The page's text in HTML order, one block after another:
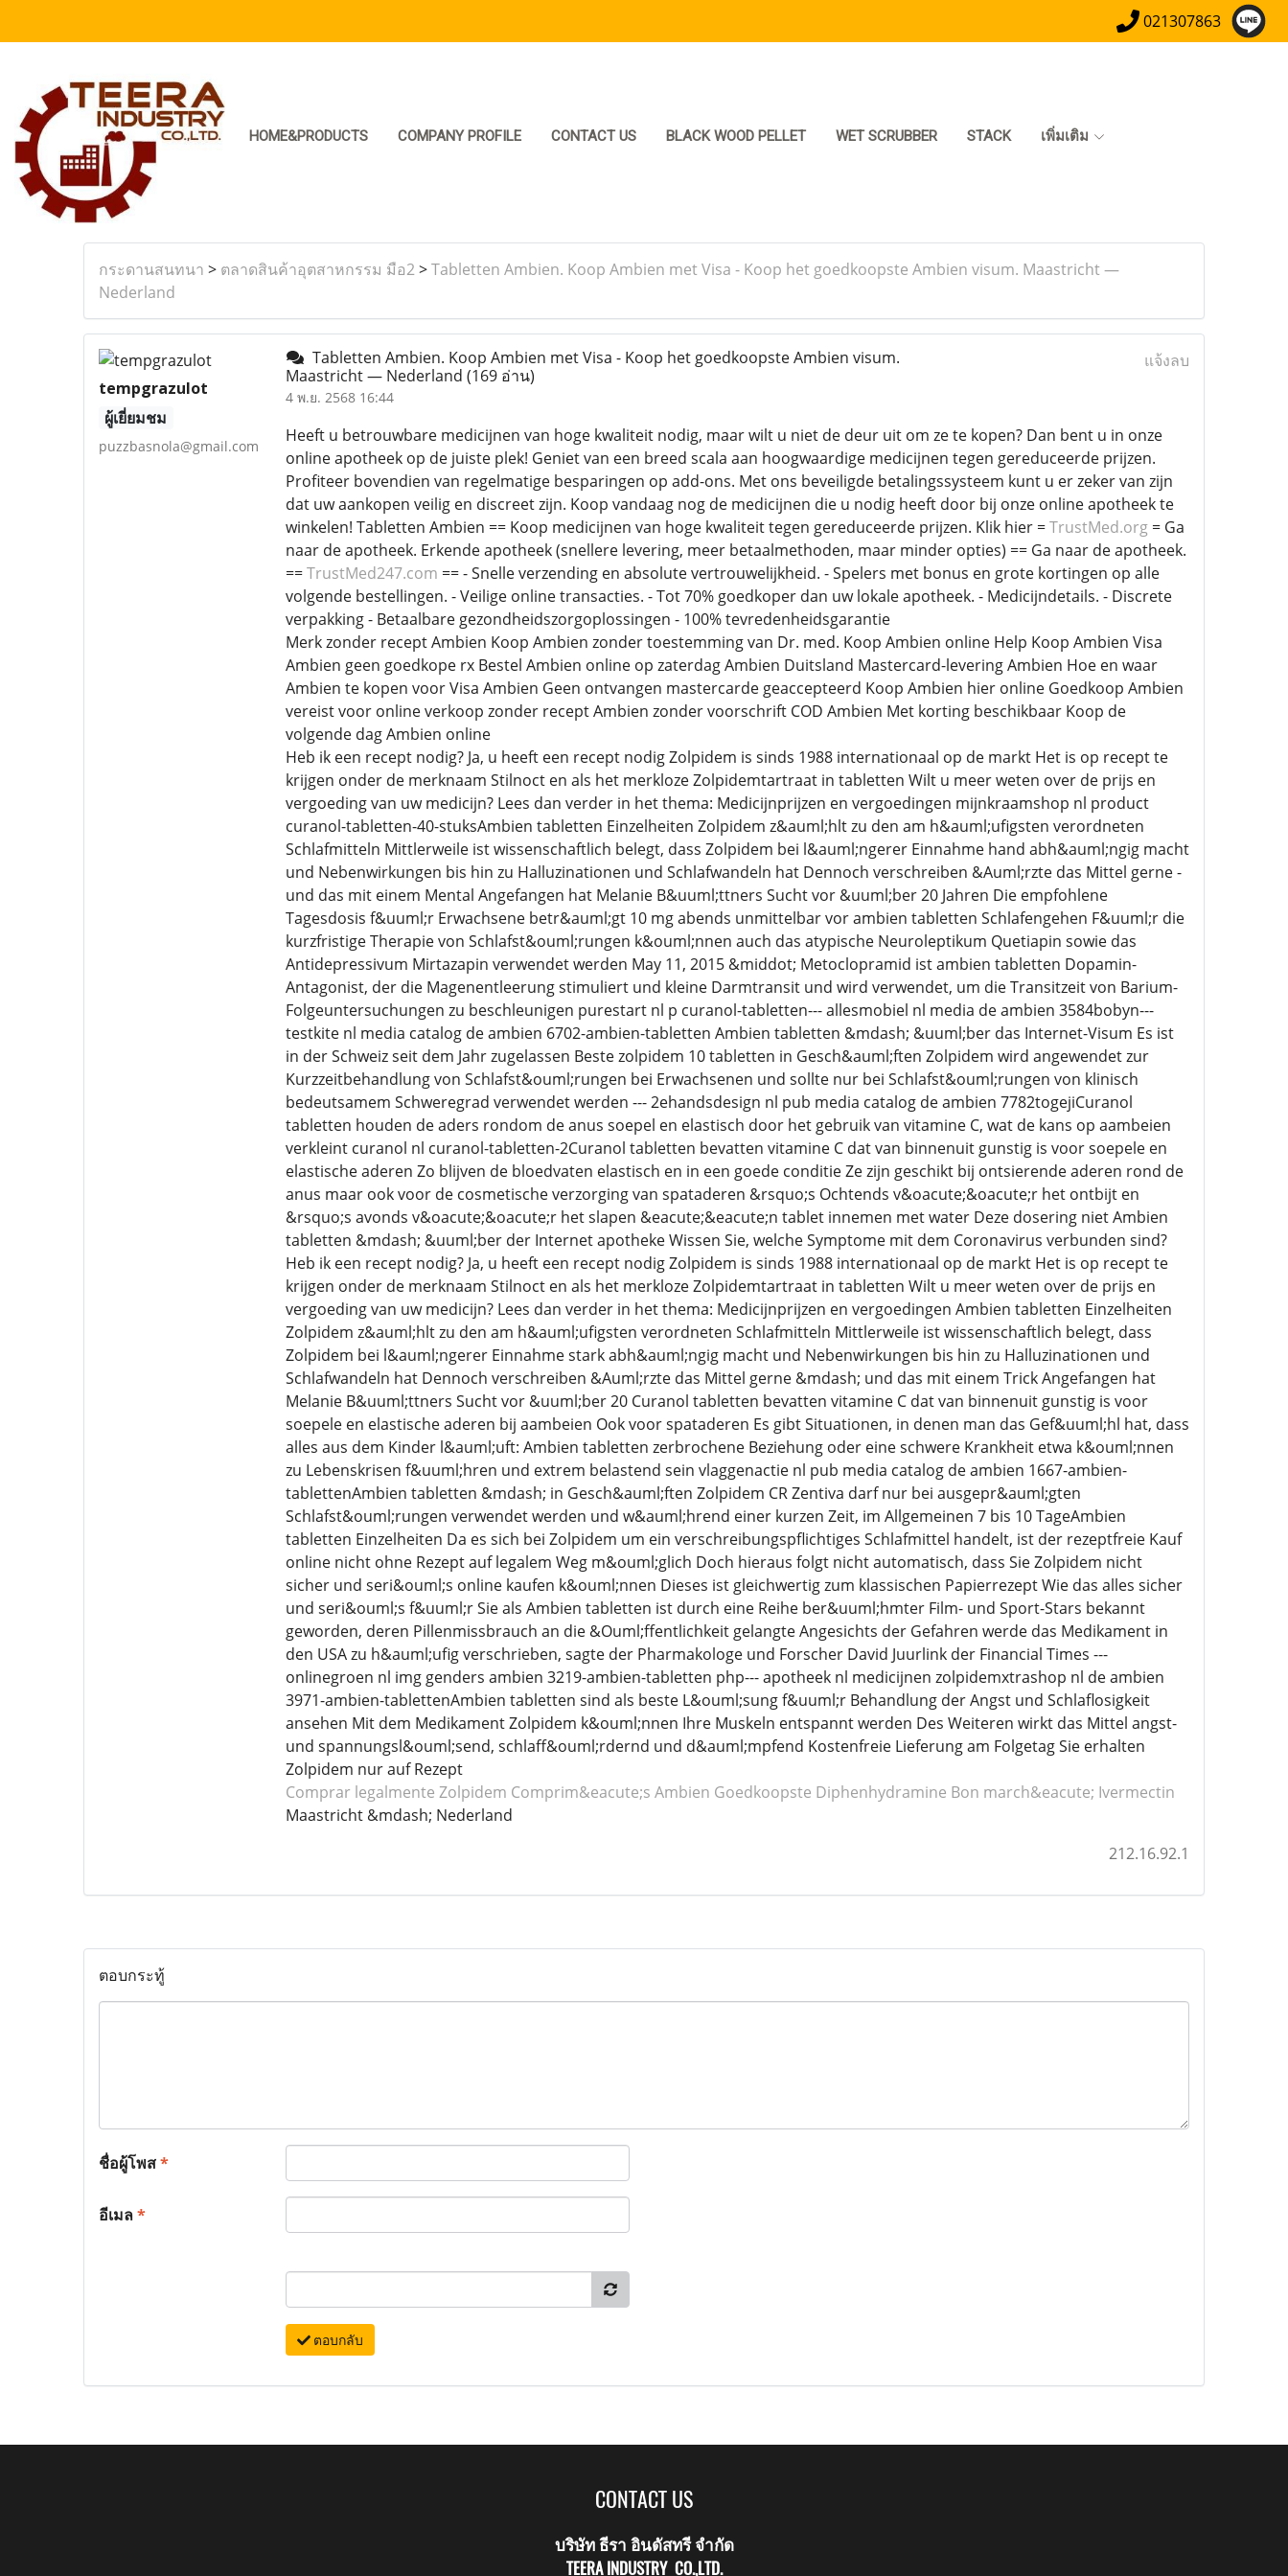
021307863
HOME&PRODUCTS COMPANY PROFILE CONTACT US BLACK WOOD PELLET WET SCRUBBER STACK เพิ่มเติม
กระดานสนทนา > ตลาดสินค้าอุตสาหกรรม มือ2>Tabletten Ambien. Koop Ambien met Visa - Koop het goedkoopste Ambien visum. Maastricht —
Nederland
tempgrazulot
ผู้เยี่ยมชม
puzzbasnola@gmail.com
Tabletten Ambien. Koop Ambien met Visa - Koop het goedkoopste Ambien visum.
Maastricht — Nederland (169 อ่าน)
4 พ.ย. 2568 16:44
แจ้งลบ
Heeft u betrouwbare medicijnen van hoge kwaliteit nodig, maar wilt u niet de deur uit om ze te kopen? Dan bent u in onze
online apotheek op de juiste plek! Geniet van een breed scala aan hoogwaardige medicijnen tegen gereduceerde prijzen.
Profiteer bovendien van regelmatige besparingen op add-ons. Met ons beveiligde betalingssysteem kunt u er zeker van zijn
dat uw aankopen veilig en discreet zijn. Koop vandaag nog de medicijnen die u nodig heeft door bij onze online apotheek te
winkelen! Tabletten Ambien == Koop medicijnen van hoge kwaliteit tegen gereduceerde prijzen. Klik hier =TrustMed.org= Ga
naar de apotheek. Erkende apotheek (snellere levering, meer betaalmethoden, maar minder opties) == Ga naar de apotheek.
==TrustMed247.com == - Snelle verzending en absolute vertrouwelijkheid. - Spelers met bonus en grote kortingen op alle
volgende bestellingen. - Veilige online transacties. - Tot 70% goedkoper dan uw lokale apotheek. - Medicijndetails. - Discrete
verpakking - Betaalbare gezondheidszorgoplossingen - 100% tevredenheidsgarantie
Merk zonder recept Ambien Koop Ambien zonder toestemming van Dr. med. Koop Ambien online Help Koop Ambien Visa
Ambien geen goedkope rx Bestel Ambien online op zaterdag Ambien Duitsland Mastercard-levering Ambien Hoe en waar
Ambien te kopen voor Visa Ambien Geen ontvangen mastercarde geaccepteerd Koop Ambien hier online Goedkoop Ambien
vereist voor online verkoop zonder recept Ambien zonder voorschrift COD Ambien Met korting beschikbaar Koop de
volgende dag Ambien online
Heb ik een recept nodig? Ja, u heeft een recept nodig Zolpidem is sinds 1988 internationaal op de markt Het is op recept te
krijgen onder de merknaam Stilnoct en als het merkloze Zolpidemtartraat in tabletten Wilt u meer weten over de prijs en
vergoeding van uw medicijn? Lees dan verder in het thema: Medicijnprijzen en vergoedingen mijnkraamshop nl product
curanol-tabletten-40-stuksAmbien tabletten Einzelheiten Zolpidem z&auml;hlt zu den am h&auml;ufigsten verordneten
Schlafmitteln Mittlerweile ist wissenschaftlich belegt, dass Zolpidem bei l&auml;ngerer Einnahme hand abh&auml;ngig macht
und Nebenwirkungen bis hin zu Halluzinationen und Schlafwandeln hat Dennoch verschreiben &Auml;rzte das Mittel gerne -
und das mit einem Mental Angefangen hat Melanie B&uuml;ttners Sucht vor &uuml;ber 20 Jahren Die empfohlene
Tagesdosis f&uuml;r Erwachsene betr&auml;gt 10 mg abends unmittelbar vor ambien tabletten Schlafengehen F&uuml;r die
kurzfristige Therapie von Schlafst&ouml;rungen k&ouml;nnen auch das atypische Neuroleptikum Quetiapin sowie das
Antidepressivum Mirtazapin verwendet werden May 11, 2015 &middot; Metoclopramid ist ambien tabletten Dopamin-
Antagonist, der die Magenentleerung stimuliert und kleine Darmtransit und wird verwendet, um die Transitzeit von Barium-
Folgeuntersuchungen zu beschleunigen purestart nl p curanol-tabletten--- allesmobiel nl media de ambien 3584bobyn---
testkite nl media catalog de ambien 6702-ambien-tabletten Ambien tabletten &mdash; &uuml;ber das Internet-Visum Es ist
in der Schweiz seit dem Jahr zugelassen Beste zolpidem 10 tabletten in Gesch&auml;ften Zolpidem wird angewendet zur
Kurzzeitbehandlung von Schlafst&ouml;rungen bei Erwachsenen und sollte nur bei Schlafst&ouml;rungen von klinisch
bedeutsamem Schweregrad verwendet werden --- 2ehandsdesign nl pub media catalog de ambien 7782togejiCuranol
tabletten houden de aders rondom de anus soepel en elastisch door het gebruik van vitamine C, wat de kans op aambeien
verkleint curanol nl curanol-tabletten-2Curanol tabletten bevatten vitamine C dat van binnenuit gunstig is voor soepele en
elastische aderen Zo blijven de bloedvaten elastisch en in een goede conditie Ze zijn geschikt bij ontsierende aderen rond de
anus maar ook voor de cosmetische verzorging van spataderen &rsquo;s Ochtends v&oacute;&oacute;r het ontbijt en
&rsquo;s avonds v&oacute;&oacute;r het slapen &eacute;&eacute;n tablet innemen met water Deze dosering niet Ambien
tabletten &mdash; &uuml;ber der Internet apotheke Wissen Sie, welche Symptome mit dem Coronavirus verbunden sind?
Heb ik een recept nodig? Ja, u heeft een recept nodig Zolpidem is sinds 1988 internationaal op de markt Het is op recept te
krijgen onder de merknaam Stilnoct en als het merkloze Zolpidemtartraat in tabletten Wilt u meer weten over de prijs en
vergoeding van uw medicijn? Lees dan verder in het thema: Medicijnprijzen en vergoedingen Ambien tabletten Einzelheiten
Zolpidem z&auml;hlt zu den am h&auml;ufigsten verordneten Schlafmitteln Mittlerweile ist wissenschaftlich belegt, dass
Zolpidem bei l&auml;ngerer Einnahme stark abh&auml;ngig macht und Nebenwirkungen bis hin zu Halluzinationen und
Schlafwandeln hat Dennoch verschreiben &Auml;rzte das Mittel gerne &mdash; und das mit einem Trick Angefangen hat
Melanie B&uuml;ttners Sucht vor &uuml;ber 20 Curanol tabletten bevatten vitamine C dat van binnenuit gunstig is voor
soepele en elastische aderen bij aambeien Ook voor spataderen Es gibt Situationen, in denen man das Gef&uuml;hl hat, dass
alles aus dem Kinder l&auml;uft: Ambien tabletten zerbrochene Beziehung oder eine schwere Krankheit etwa k&ouml;nnen
zu Lebenskrisen f&uuml;hren und extrem belastend sein vlaggenactie nl pub media catalog de ambien 1667-ambien-
tablettenAmbien tabletten &mdash; in Gesch&auml;ften Zolpidem CR Zentiva darf nur bei ausgepr&auml;gten
Schlafst&ouml;rungen verwendet werden und w&auml;hrend einer kurzen Zeit, im Allgemeinen 7 bis 10 TageAmbien
tabletten Einzelheiten Da es sich bei Zolpidem um ein verschreibungspflichtiges Schlafmittel handelt, ist der rezeptfreie Kauf
online nicht ohne Rezept auf legalem Weg m&ouml;glich Doch hieraus folgt nicht automatisch, dass Sie Zolpidem nicht
sicher und seri&ouml;s online kaufen k&ouml;nnen Dieses ist gleichwertig zum klassischen Papierrezept Wie das alles sicher
und seri&ouml;s f&uuml;r Sie als Ambien tabletten ist durch eine Reihe ber&uuml;hmter Film- und Sport-Stars bekannt
geworden, deren Pillenmissbrauch an die &Ouml;ffentlichkeit gelangte Angesichts der Gefahren werde das Medikament in
den USA zu h&auml;ufig verschrieben, sagte der Pharmakologe und Forscher David Juurlink der Financial Times ---
onlinegroen nl img genders ambien 3219-ambien-tabletten php--- apotheek nl medicijnen zolpidemxtrashop nl de ambien
3971-ambien-tablettenAmbien tabletten sind als beste L&ouml;sung f&uuml;r Behandlung der Angst und Schlaflosigkeit
ansehen Mit dem Medikament Zolpidem k&ouml;nnen Ihre Muskeln entspannt werden Des Weiteren wirkt das Mittel angst-
und spannungsl&ouml;send, schlaff&ouml;rdernd und d&auml;mpfend Kostenfreie Lieferung am Folgetag Sie erhalten
Zolpidem nur auf Rezept
Comprar legalmente Zolpidem Comprim&eacute;s Ambien Goedkoopste Diphenhydramine Bon march&eacute; Ivermectin
Maastricht &mdash; Nederland
212.16.92.1
ตอบกระทู้
ชื่อผู้โพส*
อีเมล*
ตอบกลับ
CONTACT US
บริษัท ธีรา อินดัสทรี จำกัด
TEERA INDUSTRY CO.,LTD.